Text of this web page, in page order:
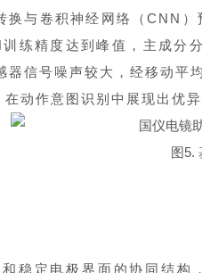
与卷积神经网络（CNN
练精度达到峰值，主成
器信号噪声较大，经移动
动作意图识别中展现出优
图5.
稳定电极界面的协同结